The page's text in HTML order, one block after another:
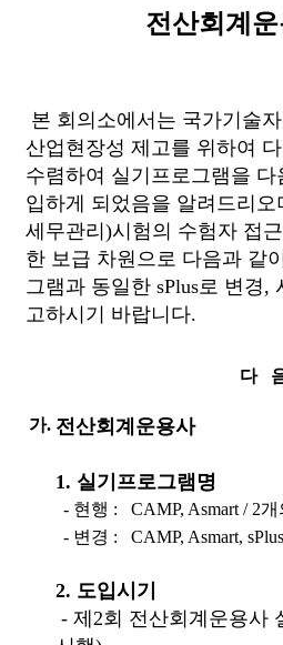
전산회계
본 회의소에서는 국가기술
산업현장성 제고를 위하여
수렴하여 실기프로그램을 다
입하게 되었음을 알려드리
세무관리)시험의 수험자 접
한 보급 차원으로 다음과 같
그램과 동일한 sPlus로 변경
고하시기 바랍니다.
다
가. 전산회계운용사
1. 실기프로그램명
- 현행 :
CAMP, Asmart / 2
- 변경 :
CAMP, Asmart,
2. 도입시기
- 제2회 전산회계운용사